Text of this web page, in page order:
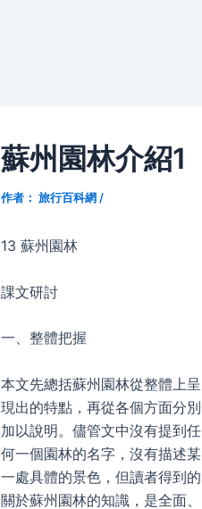
蘇州園林介紹1
作者： 旅行百科網 /
13 蘇州園林
課文研討
一、整體把握
本文先總括蘇州園林從整體上呈
現出的特點，再從各個方面分別
加以說明。儘管文中沒有提到任
何一個園林的名字，沒有描述某
一處具體的景色，但讀者得到的
關於蘇州園林的知識，是全面、